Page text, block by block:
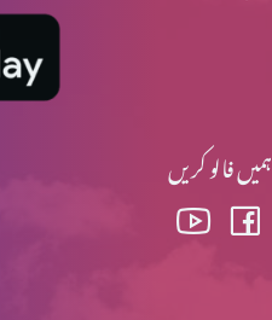
ہمیں فالو کریں